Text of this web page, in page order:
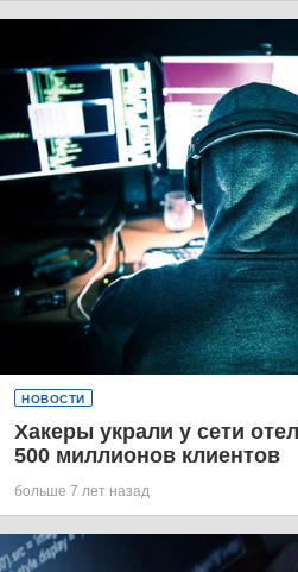
НОВОСТИ
Хакеры украли у сети
500 миллионов клиентов
больше 7 лет назад